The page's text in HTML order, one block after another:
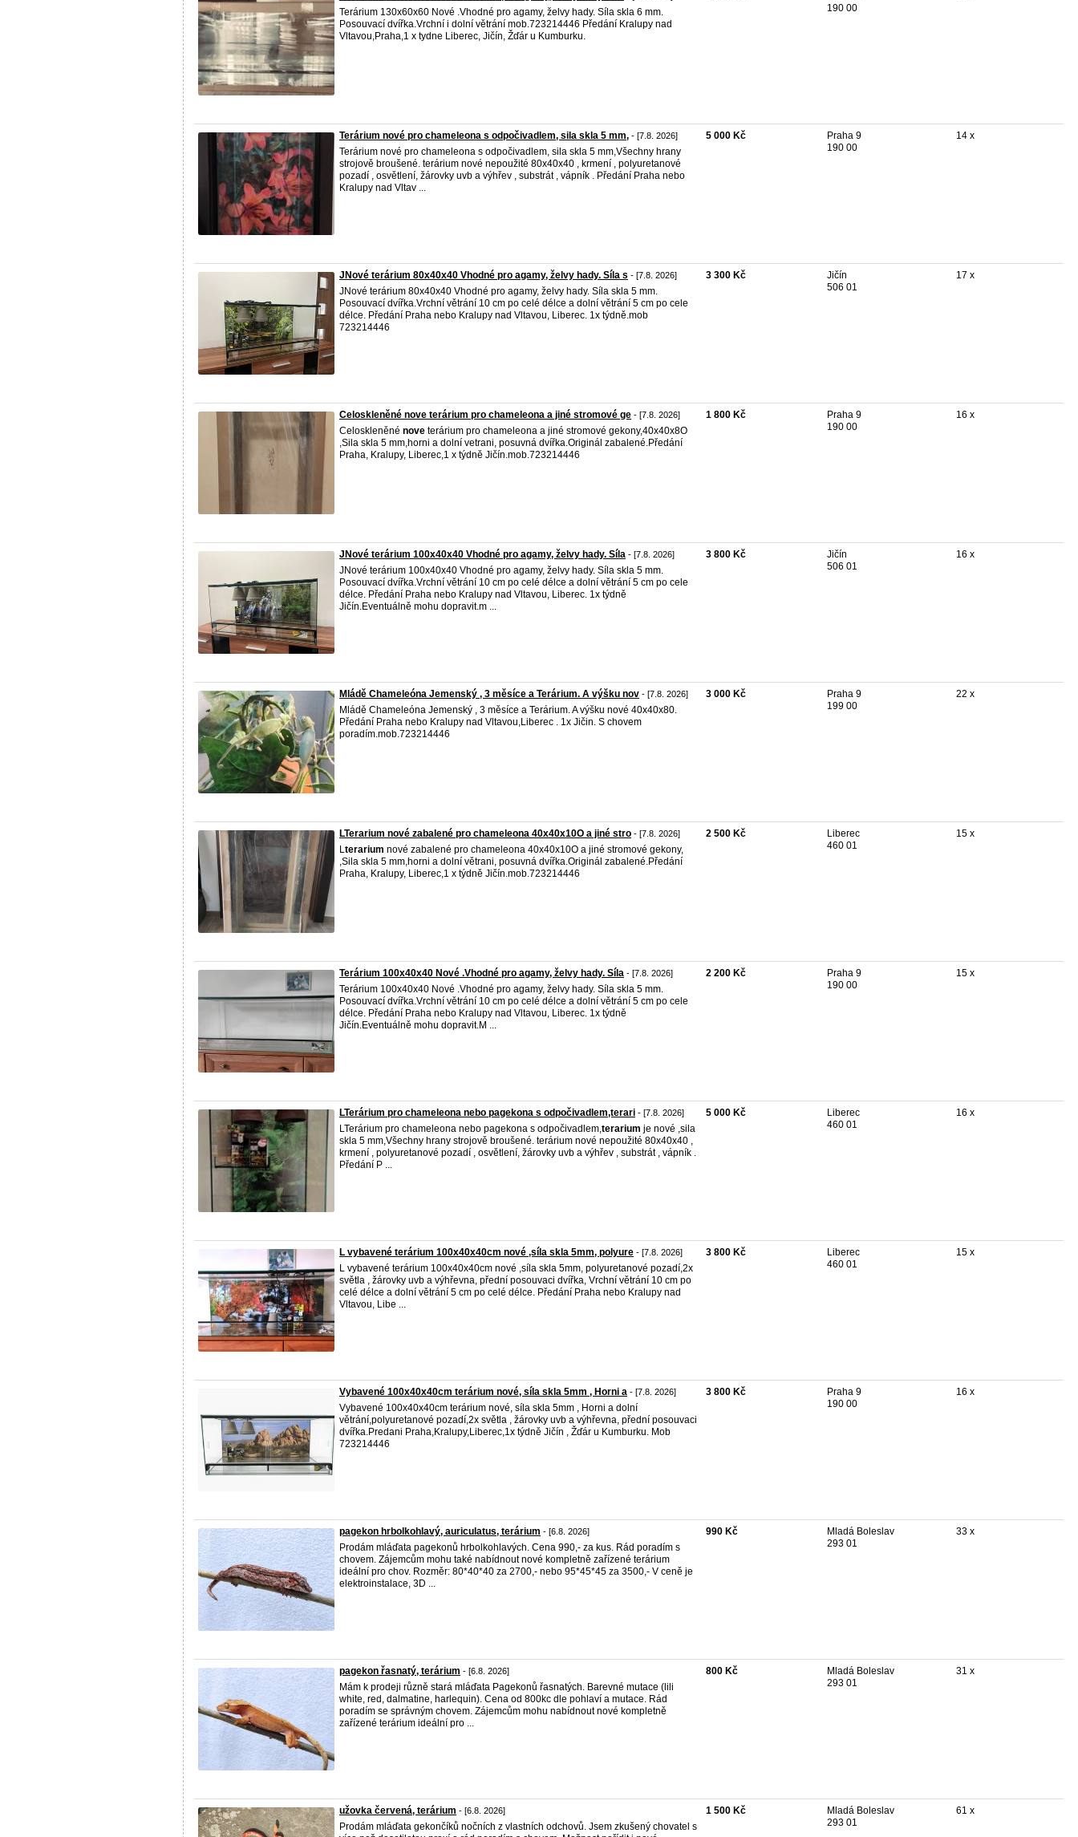
Terárium 130x60x60 Nové .Vhodné pro agamy, želvy hady. Síla skla 6 mm.
Posouvací dvířka.Vrchní i dolní větrání mob.723214446 Předání Kralupy nad
Vltavou,Praha,1 x tydne Liberec, Jičín, Žďár u Kumburku.
190 00
Terárium nové pro chameleona s odpočivadlem, sila skla 5 mm, - [7.8. 2026]
Terárium nové pro chameleona s odpočivadlem, sila skla 5 mm,Všechny hrany
strojově broušené. terárium nové nepoužité 80x40x40 , krmení , polyuretanové
pozadí , osvětlení, žárovky uvb a výhřev , substrát , vápník . Předání Praha nebo
Kralupy nad Vltav ...
5 000 Kč
Praha 9
190 00
14 x
JNové terárium 80x40x40 Vhodné pro agamy, želvy hady. Síla s - [7.8. 2026]
JNové terárium 80x40x40 Vhodné pro agamy, želvy hady. Síla skla 5 mm.
Posouvací dvířka.Vrchní větrání 10 cm po celé délce a dolní větrání 5 cm po cele
délce. Předání Praha nebo Kralupy nad Vltavou, Liberec. 1x týdně.mob
723214446
3 300 Kč
Jičín
506 01
17 x
Celoskleněné nove terárium pro chameleona a jiné stromové ge - [7.8. 2026]
Celoskleněné nove terárium pro chameleona a jiné stromové gekony,40x40x8O
,Sila skla 5 mm,horni a dolní vetrani, posuvná dvířka.Originál zabalené.Předání
Praha, Kralupy, Liberec,1 x týdně Jičín.mob.723214446
1 800 Kč
Praha 9
190 00
16 x
JNové terárium 100x40x40 Vhodné pro agamy, želvy hady. Síla - [7.8. 2026]
JNové terárium 100x40x40 Vhodné pro agamy, želvy hady. Síla skla 5 mm.
Posouvací dvířka.Vrchní větrání 10 cm po celé délce a dolní větrání 5 cm po cele
délce. Předání Praha nebo Kralupy nad Vltavou, Liberec. 1x týdně
Jičín.Eventuálně mohu dopravit.m ...
3 800 Kč
Jičín
506 01
16 x
Mládě Chameleóna Jemenský , 3 měsíce a Terárium. A výšku nov - [7.8. 2026]
Mládě Chameleóna Jemenský , 3 měsíce a Terárium. A výšku nové 40x40x80.
Předání Praha nebo Kralupy nad Vltavou,Liberec . 1x Jičin. S chovem
poradím.mob.723214446
3 000 Kč
Praha 9
199 00
22 x
LTerarium nové zabalené pro chameleona 40x40x10O a jiné stro - [7.8. 2026]
Lterarium nové zabalené pro chameleona 40x40x10O a jiné stromové gekony,
,Sila skla 5 mm,horni a dolní větrani, posuvná dvířka.Originál zabalené.Předání
Praha, Kralupy, Liberec,1 x týdně Jičín.mob.723214446
2 500 Kč
Liberec
460 01
15 x
Terárium 100x40x40 Nové .Vhodné pro agamy, želvy hady. Síla - [7.8. 2026]
Terárium 100x40x40 Nové .Vhodné pro agamy, želvy hady. Síla skla 5 mm.
Posouvací dvířka.Vrchní větrání 10 cm po celé délce a dolní větrání 5 cm po cele
délce. Předání Praha nebo Kralupy nad Vltavou, Liberec. 1x týdně
Jičín.Eventuálně mohu dopravit.M ...
2 200 Kč
Praha 9
190 00
15 x
LTerárium pro chameleona nebo pagekona s odpočivadlem,terari - [7.8. 2026]
LTerárium pro chameleona nebo pagekona s odpočivadlem,terarium je nové ,sila
skla 5 mm,Všechny hrany strojově broušené. terárium nové nepoužité 80x40x40 ,
krmení , polyuretanové pozadí , osvětlení, žárovky uvb a výhřev , substrát , vápník .
Předání P ...
5 000 Kč
Liberec
460 01
16 x
L vybavené terárium 100x40x40cm nové ,síla skla 5mm, polyure - [7.8. 2026]
L vybavené terárium 100x40x40cm nové ,síla skla 5mm, polyuretanové pozadí,2x
světla , žárovky uvb a výhřevna, přední posouvaci dvířka, Vrchní větrání 10 cm po
celé délce a dolní větrání 5 cm po celé délce. Předání Praha nebo Kralupy nad
Vltavou, Libe ...
3 800 Kč
Liberec
460 01
15 x
Vybavené 100x40x40cm terárium nové, síla skla 5mm , Horni a - [7.8. 2026]
Vybavené 100x40x40cm terárium nové, síla skla 5mm , Horni a dolní
větrání,polyuretanové pozadí,2x světla , žárovky uvb a výhřevna, přední posouvaci
dvířka.Predani Praha,Kralupy,Liberec,1x týdně Jičín , Žďár u Kumburku. Mob
723214446
3 800 Kč
Praha 9
190 00
16 x
pagekon hrbolkohlavý, auriculatus, terárium - [6.8. 2026]
Prodám mláďata pagekonů hrbolkohlavých. Cena 990,- za kus. Rád poradím s
chovem. Zájemcům mohu také nabídnout nové kompletně zařízené terárium
ideální pro chov. Rozměr: 80*40*40 za 2700,- nebo 95*45*45 za 3500,- V ceně je
elektroinstalace, 3D ...
990 Kč
Mladá Boleslav
293 01
33 x
pagekon řasnatý, terárium - [6.8. 2026]
Mám k prodeji různě stará mláďata Pagekonů řasnatých. Barevné mutace (lili
white, red, dalmatine, harlequin). Cena od 800kc dle pohlaví a mutace. Rád
poradím se správným chovem. Zájemcům mohu nabídnout nové kompletně
zařízené terárium ideální pro ...
800 Kč
Mladá Boleslav
293 01
31 x
užovka červená, terárium - [6.8. 2026]
Prodám mláďata gekončíků nočních z vlastních odchovů. Jsem zkušený chovatel s
1 500 Kč
Mladá Boleslav
293 01
61 x